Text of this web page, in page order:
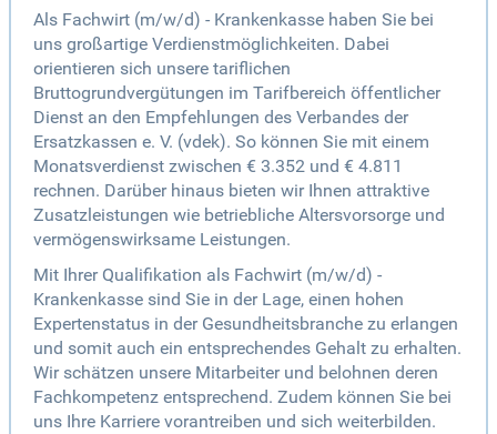
Als Fachwirt (m/w/d) - Krankenkasse haben Sie bei
uns großartige Verdienstmöglichkeiten. Dabei
orientieren sich unsere tariflichen
Bruttogrundvergütungen im Tarifbereich öffentlicher
Dienst an den Empfehlungen des Verbandes der
Ersatzkassen e. V. (vdek). So können Sie mit einem
Monatsverdienst zwischen € 3.352 und € 4.811
rechnen. Darüber hinaus bieten wir Ihnen attraktive
Zusatzleistungen wie betriebliche Altersvorsorge und
vermögenswirksame Leistungen.
Mit Ihrer Qualifikation als Fachwirt (m/w/d) -
Krankenkasse sind Sie in der Lage, einen hohen
Expertenstatus in der Gesundheitsbranche zu erlangen
und somit auch ein entsprechendes Gehalt zu erhalten.
Wir schätzen unsere Mitarbeiter und belohnen deren
Fachkompetenz entsprechend. Zudem können Sie bei
uns Ihre Karriere vorantreiben und sich weiterbilden.